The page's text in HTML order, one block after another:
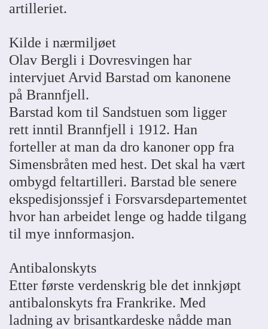
artilleriet.
Kilde i nærmiljøet
Olav Bergli i Dovresvingen har
intervjuet Arvid Barstad om kanonene
på Brannfjell.
Barstad kom til Sandstuen som ligger
rett inntil Brannfjell i 1912. Han
forteller at man da dro kanoner opp fra
Simensbråten med hest. Det skal ha vært
ombygd feltartilleri. Barstad ble senere
ekspedisjonssjef i Forsvarsdepartementet
hvor han arbeidet lenge og hadde tilgang
til mye innformasjon.
Antibalonskyts
Etter første verdenskrig ble det innkjøpt
antibalonskyts fra Frankrike. Med
ladning av brisantkardeske nådde man